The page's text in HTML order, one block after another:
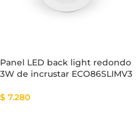
Panel LED back light redondo
3W de incrustar ECO86SLIMV3
$ 7.280